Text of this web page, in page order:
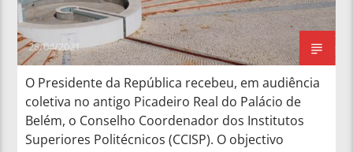
28/04/2021
O Presidente da República recebeu, em audiência
coletiva no antigo Picadeiro Real do Palácio de
Belém, o Conselho Coordenador dos Institutos
Superiores Politécnicos (CCISP). O objectivo